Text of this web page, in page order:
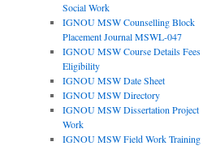
Social Work
IGNOU MSW Counselling Block
Placement Journal MSWL-047
IGNOU MSW Course Details Fees
Eligibility
IGNOU MSW Date Sheet
IGNOU MSW Directory
IGNOU MSW Dissertation Project
Work
IGNOU MSW Field Work Training